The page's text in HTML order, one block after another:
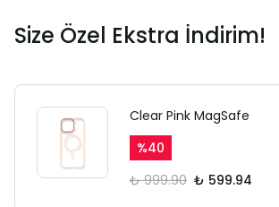
Size Özel Ekstra İndirim!
Clear Pink MagSafe
%40
₺ 999.90 ₺ 599.94